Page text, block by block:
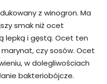
z winogron. Ma
smak niż ocet
lepką i gęstą. Ocet ten
czy sosów. Ocet
w dolegliwościach
bakteriobójcze.